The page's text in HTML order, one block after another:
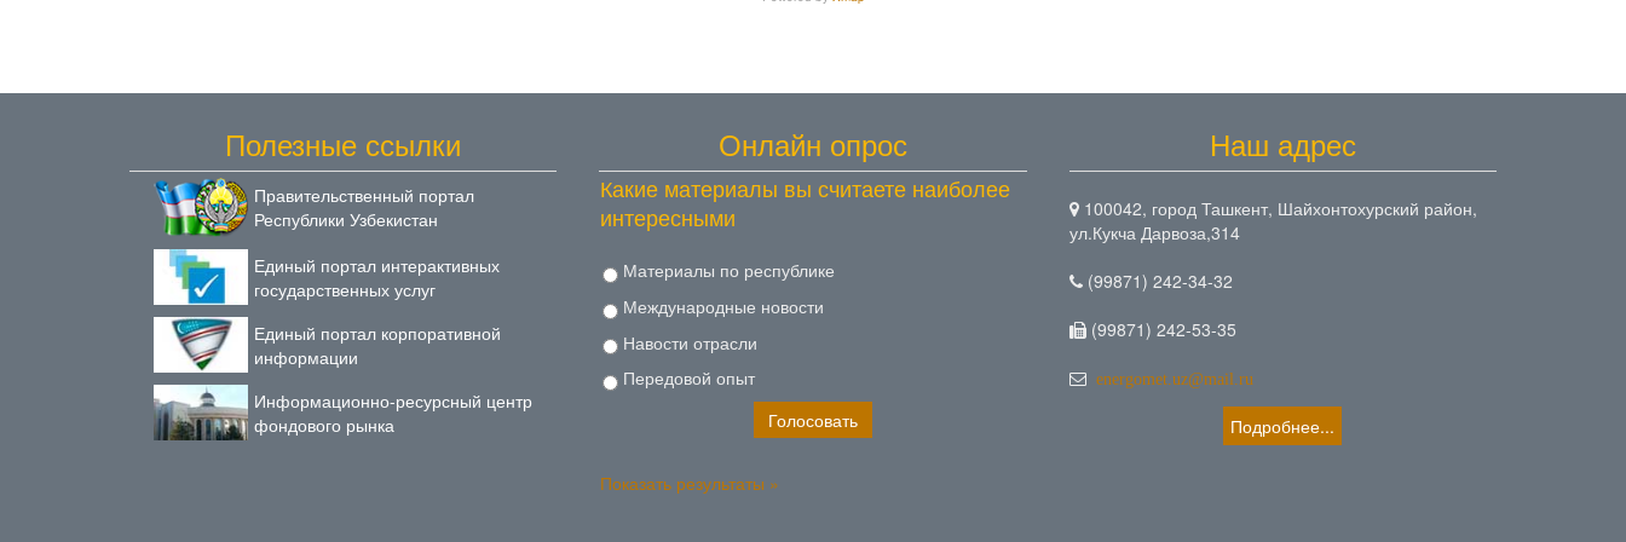
Полезные ссылки
Правительственный портал
Республики Узбекистан
Единый портал интерактивных
государственных услуг
Единый портал корпоративной
информации
Информационно-ресурсный центр
фондового рынка
Онлайн опрос
Какие материалы вы считаете наиболее
интересными
Материалы по республике
Международные новости
Навости отрасли
Передовой опыт
Показать результаты »
Наш адрес
100042, город Ташкент, Шайхонтохурский район,
ул.Кукча Дарвоза,314
(99871) 242-34-32
(99871) 242-53-35
energomet.uz@mail.ru
Подробнее...